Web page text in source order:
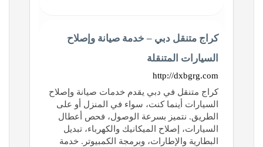
كراج متنقل دبي – خدمة صيانة وإصلاح
السيارات المتنقلة
http://dxbgrg.com
كراج متنقل في دبي يقدم خدمات صيانة وإصلاح
السيارات أينما كنت، سواء في المنزل أو على
الطريق. نتميز بسرعة الوصول، فحص أعطال
السيارات، إصلاح الميكانيك والكهرباء، تبديل
البطارية والإطارات، وبرمجة الكمبيوتر. خدمة